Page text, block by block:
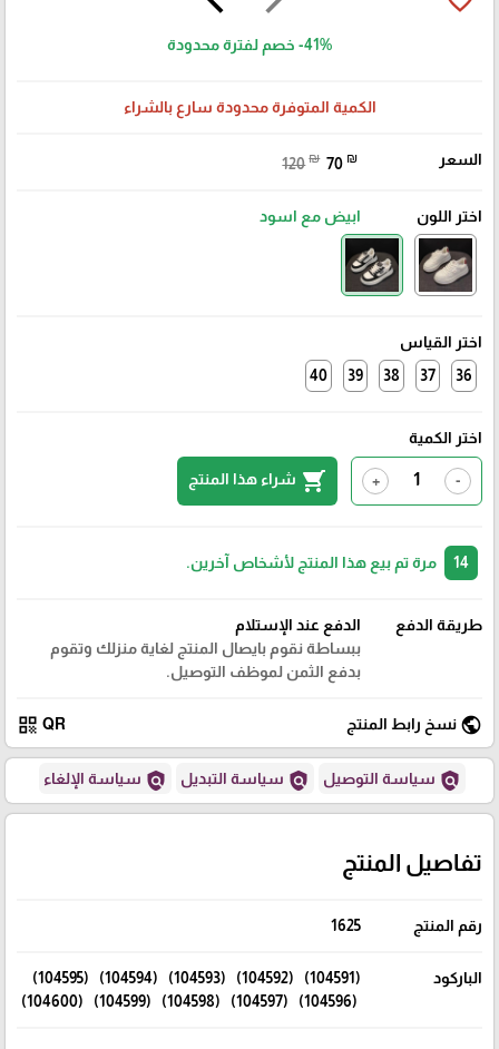
-41% خصم لفترة محدودة
الكمية المتوفرة محدودة سارع بالشراء
السعر 120 ₪ 70 ₪
اختر اللون ابيض مع اسود
اختر القياس
36
37
38
39
40
اختر الكمية
-
+
shopping_cart شراء هذا المنتج
مرة تم بيع هذا المنتج لأشخاص آخرين.
طريقة الدفع
الدفع عند الإستلام
ببساطة نقوم بايصال المنتج لغاية منزلك وتقوم
بدفع الثمن لموظف التوصيل.
public نسخ رابط المنتج QR
qr_code
policy سياسة التوصيل policy سياسة التبديل policy سياسة الإلغاء
تفاصيل المنتج
رقم المنتج 1625
الباركود
(104591) (104592) (104593) (104594) (104595)
(104596) (104597) (104598) (104599) (104600)